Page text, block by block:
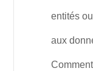
entités
aux